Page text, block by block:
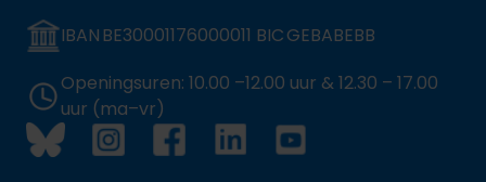
IBAN BE30001176000011 BIC GEBABEBB
Openingsuren: 10.00 –12.00 uur & 12.30 – 17.00
uur (ma–vr)